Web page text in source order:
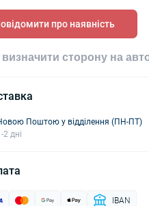
про наявність
визначити сторону на
Поштою у відділення (ПН-ПТ)
2 дні
IBAN